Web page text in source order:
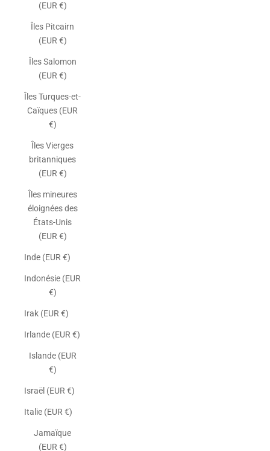
(EUR €)
Îles Pitcairn
(EUR €)
Îles Salomon
(EUR €)
Îles Turques-et-
Caïques (EUR
€)
Îles Vierges
britanniques
(EUR €)
Îles mineures
éloignées des
États-Unis
(EUR €)
Inde (EUR €)
Indonésie (EUR
€)
Irak (EUR €)
Irlande (EUR €)
Islande (EUR
€)
Israël (EUR €)
Italie (EUR €)
Jamaïque
(EUR €)